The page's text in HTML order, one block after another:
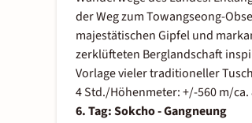
der Weg zum Towangseong-
majestätischen Gipfel und
zerklüfteten Berglandschaft
Vorlage vieler traditioneller
4 Std./Höhenmeter: +/-560 m/
6. Tag: Sokcho - Gangneung